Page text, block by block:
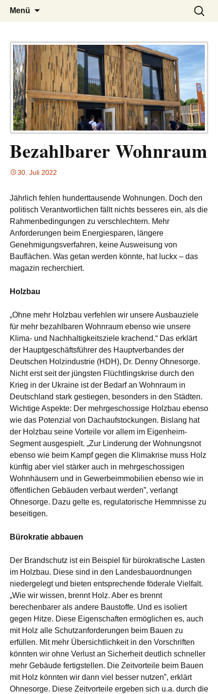
LUCKX
– das Magazin
Menü
Suchen
nach:
Bezahlbarer Wohnraum
30. Juli 2022
Jährlich fehlen hunderttausende Wohnungen. Doch den
politisch Verantwortlichen fällt nichts besseres ein, als die
Rahmenbedingungen zu verschlechtern. Mehr
Anforderungen beim Energiesparen, längere
Genehmigungsverfahren, keine Ausweisung von
Bauflächen. Was getan werden könnte, hat luckx – das
magazin recherchiert.
Holzbau
„Ohne mehr Holzbau verfehlen wir unsere Ausbauziele
für mehr bezahlbaren Wohnraum ebenso wie unsere
Klima- und Nachhaltigkeitsziele krachend.“ Das erklärt
der Hauptgeschäftsführer des Hauptverbandes der
Deutschen Holzindustrie (HDH), Dr. Denny Ohnesorge.
Nicht erst seit der jüngsten Flüchtlingskrise durch den
Krieg in der Ukraine ist der Bedarf an Wohnraum in
Deutschland stark gestiegen, besonders in den Städten.
Wichtige Aspekte: Der mehrgeschossige Holzbau ebenso
wie das Potenzial von Dachaufstockungen. Bislang hat
der Holzbau seine Vorteile vor allem im Eigenheim-
Segment ausgespielt. „Zur Linderung der Wohnungsnot
ebenso wie beim Kampf gegen die Klimakrise muss Holz
künftig aber viel stärker auch in mehrgeschossigen
Wohnhäusern und in Gewerbeimmobilien ebenso wie in
öffentlichen Gebäuden verbaut werden”, verlangt
Ohnesorge. Dazu gelte es, regulatorische Hemmnisse zu
beseitigen.
Bürokratie abbauen
Der Brandschutz ist ein Beispiel für bürokratische Lasten
im Holzbau. Diese sind in den Landesbauordnungen
niedergelegt und bieten entsprechende föderale Vielfalt.
„Wie wir wissen, brennt Holz. Aber es brennt
berechenbarer als andere Baustoffe. Und es isoliert
gegen Hitze. Diese Eigenschaften ermöglichen es, auch
mit Holz alle Schutzanforderungen beim Bauen zu
erfüllen. Mit mehr Übersichtlichkeit in den Vorschriften
könnten wir ohne Verlust an Sicherheit deutlich schneller
mehr Gebäude fertigstellen. Die Zeitvorteile beim Bauen
mit Holz könnten wir dann viel besser nutzen”, erklärt
Ohnesorge. Diese Zeitvorteile ergeben sich u.a. durch die